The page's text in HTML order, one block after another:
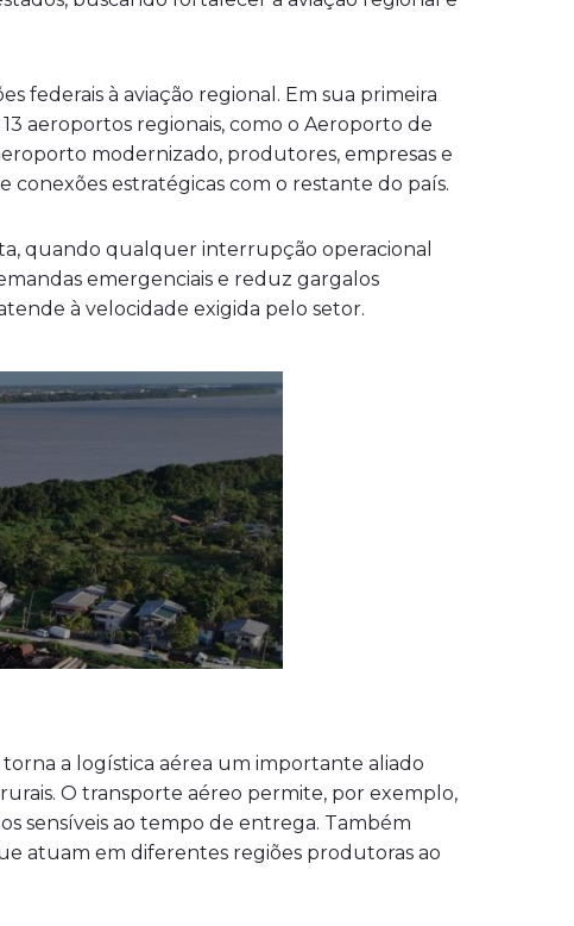
federais à aviação regional. Em sua primeira
aeroportos regionais, como o Aeroporto de
modernizado, produtores, empresas e
estratégicas com o restante do país.
quando qualquer interrupção operacional
emergenciais e reduz gargalos
à velocidade exigida pelo setor.
a logística aérea um importante aliado
O transporte aéreo permite, por exemplo,
sensíveis ao tempo de entrega. Também
atuam em diferentes regiões produtoras ao